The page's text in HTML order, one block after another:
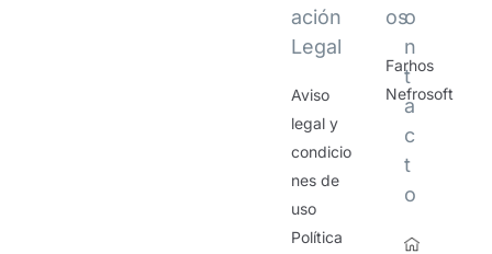
ación
Legal
Aviso
legal y
condicio
nes de
uso
Política
os
Farhos
Nefrosoft
o
n
t
a
c
t
o